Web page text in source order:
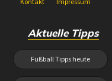
Aktuelle Tipps
Fußball Tipps heute